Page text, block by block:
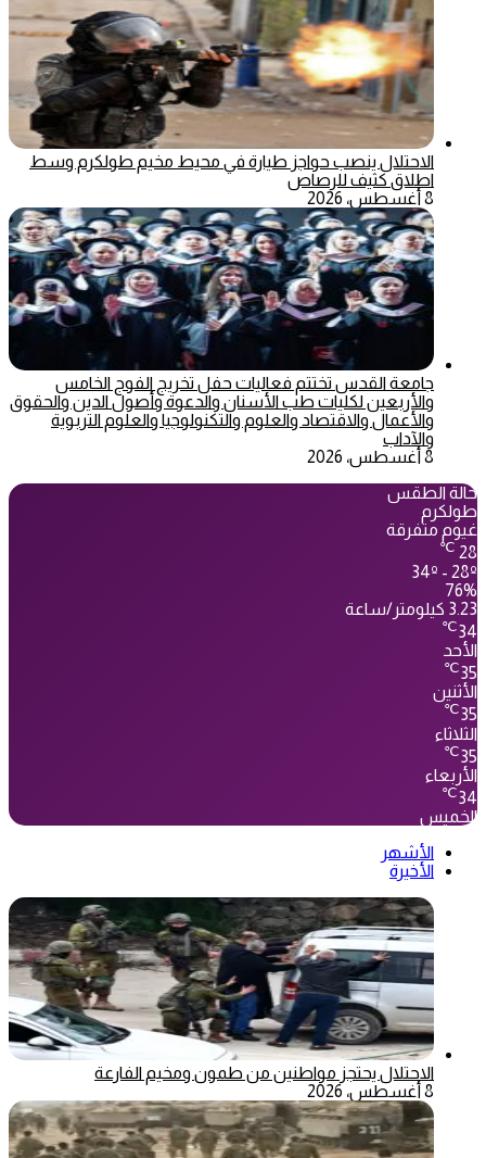
الاحتلال ينصب حواجز طيارة في محيط مخيم طولكرم وسط
اطلاق كثيف للرصاص
8 أغسطس، 2026
جامعة القدس تختتم فعاليات حفل تخريج الفوج الخامس
والأربعين لكليات طب الأسنان والدعوة وأصول الدين والحقوق
والأعمال والاقتصاد والعلوم والتكنولوجيا والعلوم التربوية
والآداب
8 أغسطس، 2026
حالة الطقس
طولكرم
غيوم متفرقة
28
℃
34º - 28º
76%
3.23 كيلومتر/ساعة
34
℃
الأحد
35
℃
الأثنين
35
℃
الثلاثاء
35
℃
الأربعاء
34
℃
الخميس
الأشهر
الأخيرة
الاحتلال يحتجز مواطنين من طمون ومخيم الفارعة
8 أغسطس، 2026